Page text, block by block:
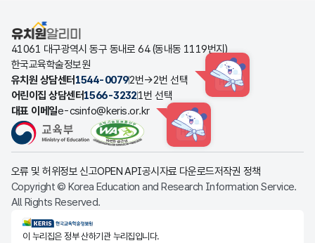
유치원알리미
41061 대구광역시 동구 동내로 64 (동내동 1119번지)
한국교육학술정보원
유치원 상담센터 1544-00792번→2번 선택 HINT
어린이집 상담센터1566-32321번 선택
대표 이메일e-csinfo@keris.or.kr
HINT
오류 및 허위정보 신고OPEN API공시자료 다운로드저작권 정책
Copyright © Korea Education and Research Information Service.
All Rights Reserved.
KERIS한국교육학술정보원
이 누리집은 정부 산하기관 누리집입니다.